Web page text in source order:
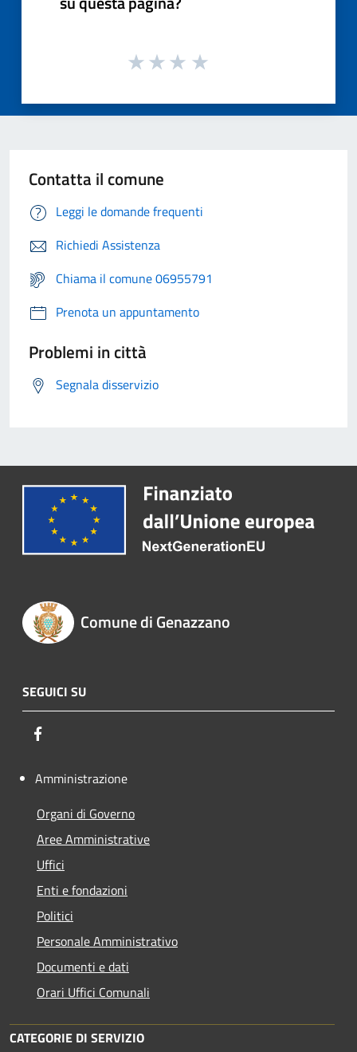
Contatta il comune
Leggi le domande frequenti
Richiedi Assistenza
Chiama il comune 06955791
Prenota un appuntamento
Problemi in città
Segnala disservizio
Comune di Genazzano
SEGUICI SU
Amministrazione
Organi di Governo
Aree Amministrative
Uffici
Enti e fondazioni
Politici
Personale Amministrativo
Documenti e dati
Orari Uffici Comunali
CATEGORIE DI SERVIZIO